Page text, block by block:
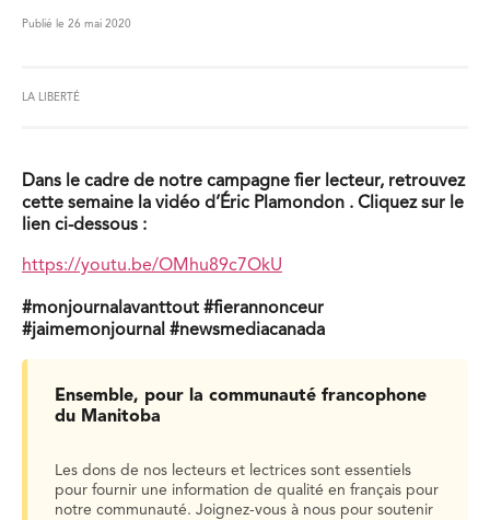
Publié le 26 mai 2020
LA LIBERTÉ
Dans le cadre de notre campagne fier lecteur, retrouvez
cette semaine la vidéo d’Éric Plamondon . Cliquez sur le
lien ci-dessous :
https://youtu.be/OMhu89c7OkU
#monjournalavanttout #fierannonceur
#jaimemonjournal #newsmediacanada
Ensemble, pour la communauté francophone
du Manitoba
Les dons de nos lecteurs et lectrices sont essentiels
pour fournir une information de qualité en français pour
notre communauté. Joignez-vous à nous pour soutenir